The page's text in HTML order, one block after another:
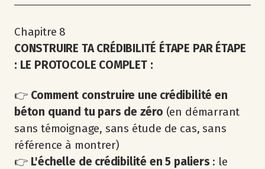
Chapitre 8
CONSTRUIRE TA CRÉDIBILITÉ ÉTAPE PAR ÉTAPE
: LE PROTOCOLE COMPLET :
👉 Comment construire une crédibilité en
béton quand tu pars de zéro (en démarrant
sans témoignage, sans étude de cas, sans
référence à montrer)
👉 L'échelle de crédibilité en 5 paliers : le